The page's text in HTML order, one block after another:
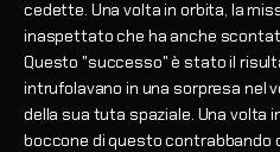
cedette. Una volta in orbita, la
inaspettato che ha anche
Questo "successo" è stato il
intrufolavano in una sorpresa nel
della sua tuta spaziale. Una volta
boccone di questo contrabbando